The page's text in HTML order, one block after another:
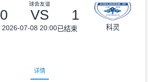
球会友谊
0 VS 1
2026-07-08 20:00已结束 科灵
详情